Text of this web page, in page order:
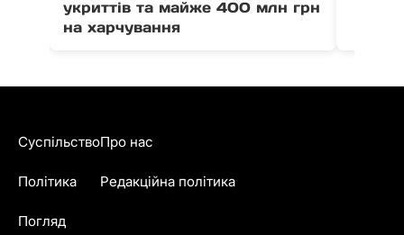
укриттів та майже 400 млн грн
на харчування
Суспільство
Політика
Погляд
Про нас
Редакційна політика